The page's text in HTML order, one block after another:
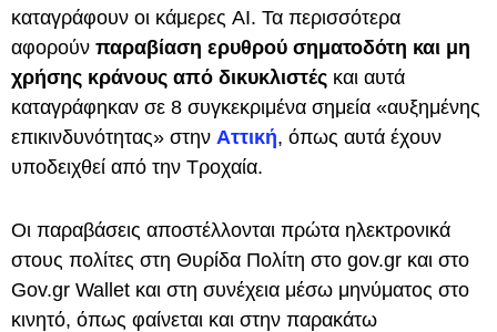
καταγράφουν οι κάμερες AI. Τα περισσότερα
αφορούν παραβίαση ερυθρού σηματοδότη και μη
χρήσης κράνους από δικυκλιστές και αυτά
καταγράφηκαν σε 8 συγκεκριμένα σημεία «αυξημένης
επικινδυνότητας» στην Αττική, όπως αυτά έχουν
υποδειχθεί από την Τροχαία.
Οι παραβάσεις αποστέλλονται πρώτα ηλεκτρονικά
στους πολίτες στη Θυρίδα Πολίτη στο gov.gr και στο
Gov.gr Wallet και στη συνέχεια μέσω μηνύματος στο
κινητό, όπως φαίνεται και στην παρακάτω